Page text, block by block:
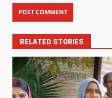
RELATED STORIES